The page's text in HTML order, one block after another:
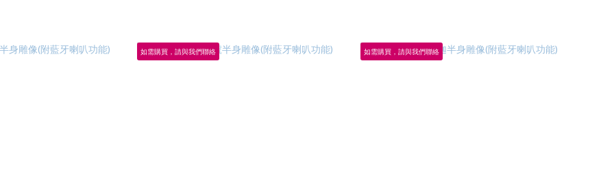
如需購買，請與我們聯絡 如需購買，請與我們聯絡